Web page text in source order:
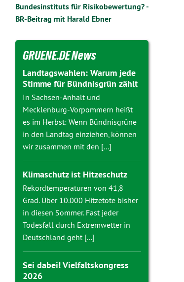
Bundesinstituts für Risikobewertung? -
BR-Beitrag mit Harald Ebner
GRUENE.DE News
Landtagswahlen: Warum jede
Stimme für Bündnisgrün zählt
In Sachsen-Anhalt und
Mecklenburg-Vorpommern heißt
es im Herbst: Wenn Bündnisgrüne
in den Landtag einziehen, können
wir zusammen mit den [...]
Klimaschutz ist Hitzeschutz
Rekordtemperaturen von 41,8
Grad. Über 10.000 Hitzetote bisher
in diesen Sommer. Fast jeder
Todesfall durch Extremwetter in
Deutschland geht [...]
Sei dabei! Vielfaltskongress
2026